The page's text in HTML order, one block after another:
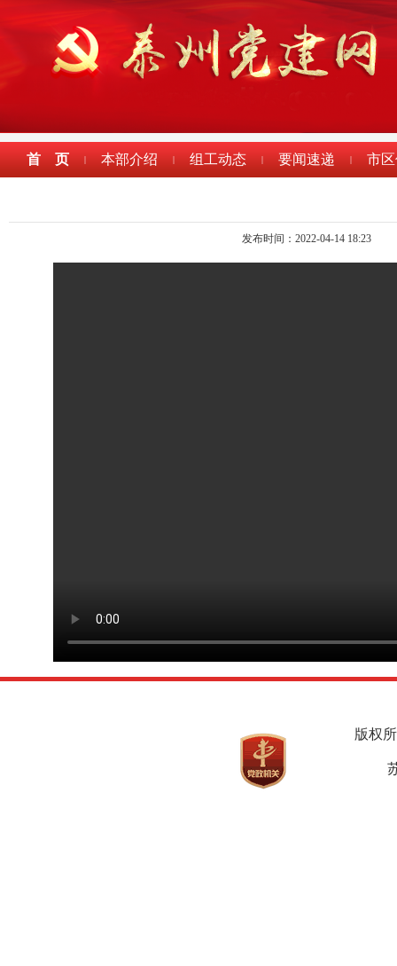
首 页 | 本部介绍 | 组工动态 | 要闻速递 | 市
发布时间：2022-04-14 18:23
版权